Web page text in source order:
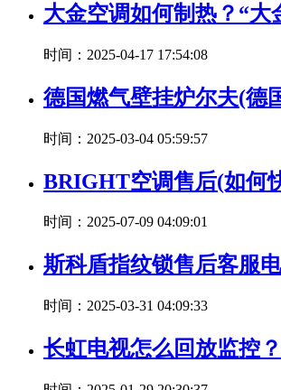
大金空调如何制热？“大
时间：2025-04-17 17:54:08
德国燃气壁挂炉尔夫(德
时间：2025-03-04 05:59:57
BRIGHT空调售后(如何
时间：2025-07-09 04:09:01
斯科盾指纹锁售后客服
时间：2025-03-31 04:09:33
长虹电视怎么回放监控